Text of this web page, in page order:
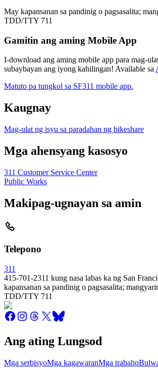
May kapansanan sa pandinig o pagsasalita;
TDD/TTY 711
Gamitin ang aming Mobile App
I-download ang aming mobile app para mag-
subaybayan ang iyong kahilingan! Available sa
Matuto pa tungkol sa SF311 mobile app.
Kaugnay
Mag-ulat ng isyu sa paradahan ng bikeshare
Mga ahensyang kasosyo
311 Customer Service Center
Public Works
Makipag-ugnayan sa amin
Telepono
311
415-701-2311 kung nasa labas ka ng San
kapansanan sa pandinig o pagsasalita;
TDD/TTY 711
Ang ating Lungsod
Mga serbisyoMga kagawaranMga trabaho